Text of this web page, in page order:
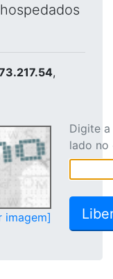
,
imagem]
Digite
lado no